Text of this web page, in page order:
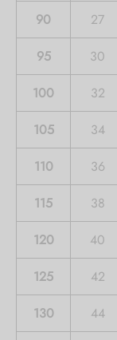
90 27
95
30
100
32
105
34
110
36
115
38
120
40
125
42
130
44